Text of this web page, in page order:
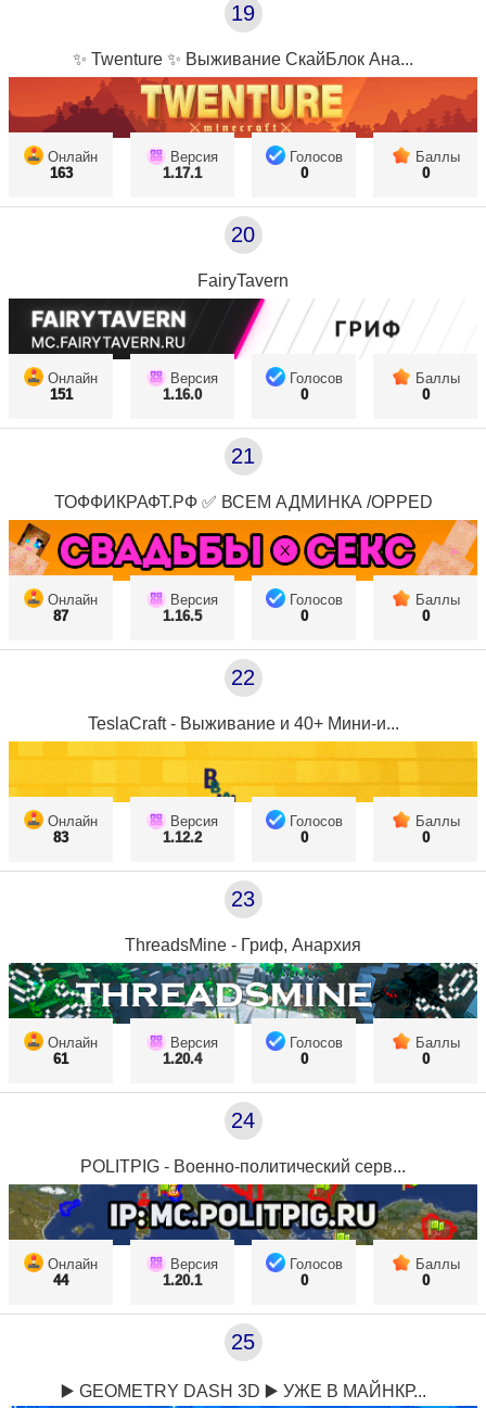
19
✨ Twenture ✨ Выживание СкайБлок Ана...
Онлайн
163
Версия
1.17.1
Голосов
0
Баллы
0
20
FairyTavern
Онлайн
151
Версия
1.16.0
Голосов
0
Баллы
0
21
ТОФФИКРАФТ.РФ ✅ ВСЕМ АДМИНКА /OPPED
Онлайн
87
Версия
1.16.5
Голосов
0
Баллы
0
22
TeslaCraft - Выживание и 40+ Мини-и...
Онлайн
83
Версия
1.12.2
Голосов
0
Баллы
0
23
ThreadsMine - Гриф, Анархия
Онлайн
61
Версия
1.20.4
Голосов
0
Баллы
0
24
POLITPIG - Военно-политический серв...
Онлайн
44
Версия
1.20.1
Голосов
0
Баллы
0
25
▶️ GEOMETRY DASH 3D ▶️ УЖЕ В МАЙНКР...